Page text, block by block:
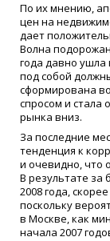
По их мнению,
цен на
дает
Волна
года давно ушла
под собой
сформирована
спросом и стала
рынка вниз.
За последние
тенденция к
и очевидно, что
В результате за
2008 года,
поскольку
в Москве, как
начала 2007